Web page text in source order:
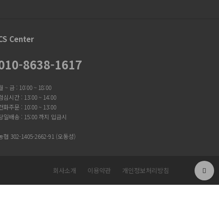
Center
8638-1617
~ 금 : 10:00 ~ 18:00
심시간 : 13:00 ~ 14:00
화주문 : 10:00 ~ 13:00
일배송 : 15:00 까지 입금시
협 302-1405-2662-91 (오동성)
회사소개 이용약관 개인정보처리방침